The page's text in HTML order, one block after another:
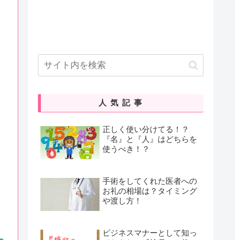
人気記事
正しく使い分けてる！？
『名』と『人』はどちらを
使うべき！？
手術をしてくれた医者への
お礼の相場は？タイミング
や渡し方！
ビジネスマナーとして知っ